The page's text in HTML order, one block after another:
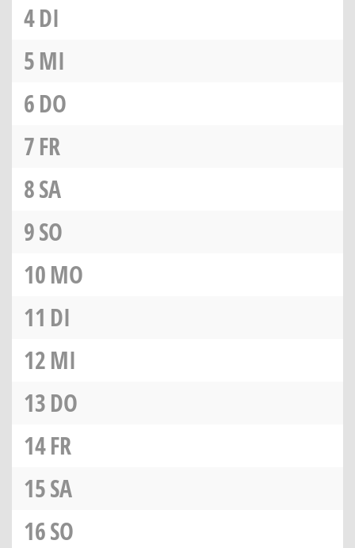
4DI
5MI
6DO
7FR
8SA
9SO
10MO
11 DI
12MI
13DO
14FR
15SA
16SO